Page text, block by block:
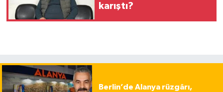
karıştı?
Berlin’de Alanya rüzgârı,